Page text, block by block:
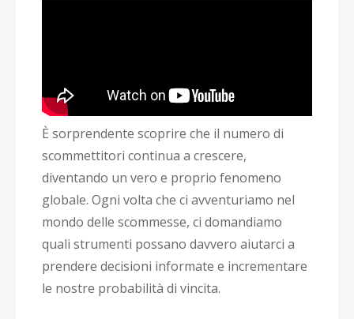
È sorprendente scoprire che il numero di
scommettitori continua a crescere,
diventando un vero e proprio fenomeno
globale. Ogni volta che ci avventuriamo nel
mondo delle scommesse, ci domandiamo
quali strumenti possano davvero aiutarci a
prendere decisioni informate e incrementare
le nostre probabilità di vincita.